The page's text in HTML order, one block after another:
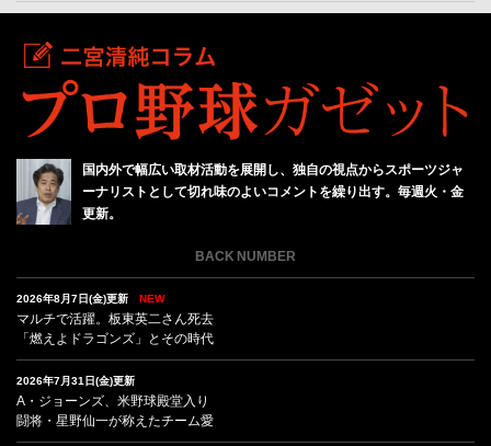
国内外で幅広い取材活動を展開し、独自の視点からスポーツジャ
ーナリストとして切れ味のよいコメントを繰り出す。毎週火・金
更新。
BACK NUMBER
2026年8月7日(金)更新 NEW
マルチで活躍。板東英二さん死去
「燃えよドラゴンズ」とその時代
2026年7月31日(金)更新
A・ジョーンズ、米野球殿堂入り
闘将・星野仙一が称えたチーム愛